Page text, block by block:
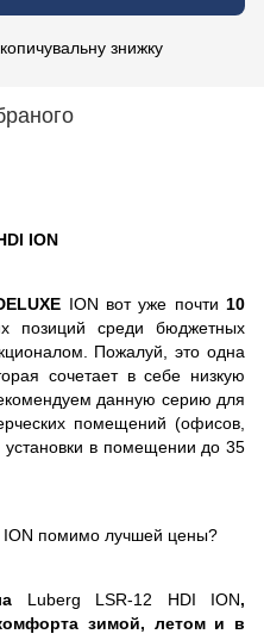
знижку
ION
ION вот уже почти 10
позиций среди бюджетных
Пожалуй, это одна
сочетает в себе низкую
данную серию для
помещений (офисов,
установки в помещении до 35
ION помимо лучшей цены?
Luberg LSR-12 HDI ION,
зимой, летом и в